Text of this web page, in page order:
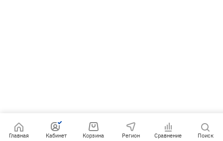
Главная Кабинет Корзина Регион Сравнение Поиск